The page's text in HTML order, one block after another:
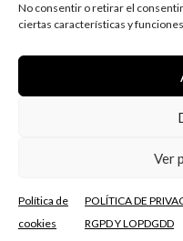
No consentir o retirar el
ciertas características y
Ver
Política de
cookies
POLÍTICA DE
RGPD Y LOPDGDD
solvencia empresarial